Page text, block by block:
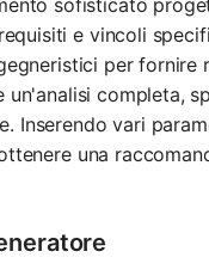
e vincoli
per fornire
completa,
Inserendo vari
una